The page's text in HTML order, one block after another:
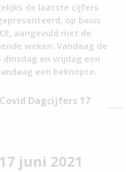
de laatste cijfers
op basis
aangevuld met de
weken. Vandaag de
en vrijdag een
een beknopte.
Dagcijfers 17
juni 2021